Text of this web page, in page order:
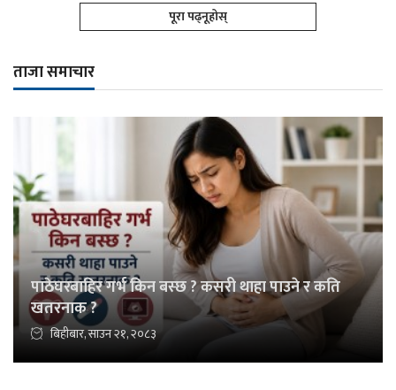
पूरा पढ्नूहोस्
ताजा समाचार
पाठेघरबाहिर गर्भ किन बस्छ ? कसरी थाहा पाउने र कति
खतरनाक ?
बिहीबार, साउन २१, २०८३